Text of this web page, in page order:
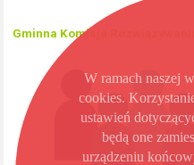
Gminna Komisja
W ramach naszej
cookies.
ustawień
będą one
urządzeniu